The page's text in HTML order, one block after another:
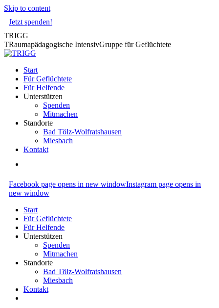
Skip to content
Jetzt spenden!
TRIGG
TRaumapädagogische IntensivGruppe für Geflüchtete
Start
Für Geflüchtete
Für Helfende
Unterstützen
Spenden
Mitmachen
Standorte
Bad Tölz-Wolfratshausen
Miesbach
Kontakt
Facebook page opens in new windowInstagram page opens in
new window
Start
Für Geflüchtete
Für Helfende
Unterstützen
Spenden
Mitmachen
Standorte
Bad Tölz-Wolfratshausen
Miesbach
Kontakt